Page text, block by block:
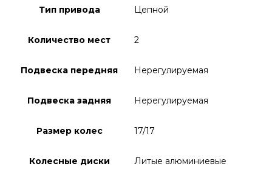
Тип привода Цепной
Количество мест 2
Подвеска передняя Нерегулируемая
Подвеска задняя Нерегулируемая
Размер колес 17/17
Колесные диски Литые алюминиевые